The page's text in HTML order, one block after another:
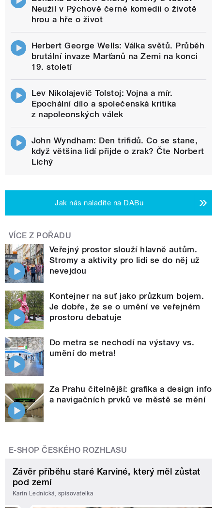
Neužil v Pýchově černé komedii o životě
hrou a hře o život
Herbert George Wells: Válka světů. Průběh
brutální invaze Marťanů na Zemi na konci
19. století
Lev Nikolajevič Tolstoj: Vojna a mír.
Epochální dílo a společenská kritika
z napoleonských válek
John Wyndham: Den trifidů. Co se stane,
když většina lidí přijde o zrak? Čte Norbert
Lichý
Jak nás naladíte na DABu
VÍCE Z POŘADU
Veřejný prostor slouží hlavně autům.
Stromy a aktivity pro lidi se do něj už
nevejdou
Kontejner na suť jako průzkum bojem.
Je dobře, že se o umění ve veřejném
prostoru debatuje
Do metra se nechodí na výstavy vs.
umění do metra!
Za Prahu čitelnější: grafika a design info
a navigačních prvků ve městě se mění
E-SHOP ČESKÉHO ROZHLASU
Závěr příběhu staré Karviné, který měl zůstat
pod zemí
Karin Lednická, spisovatelka